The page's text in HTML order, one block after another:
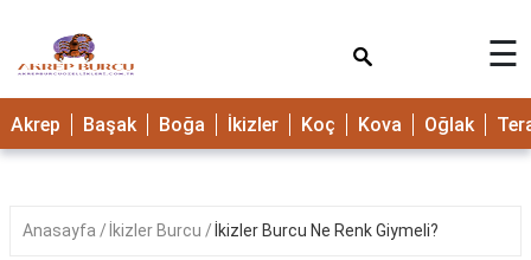
☰
Akrep Başak Boğa İkizler Koç Kova Oğlak
Anasayfa İkizler Burcu İkizler Burcu Ne Renk Giymeli?